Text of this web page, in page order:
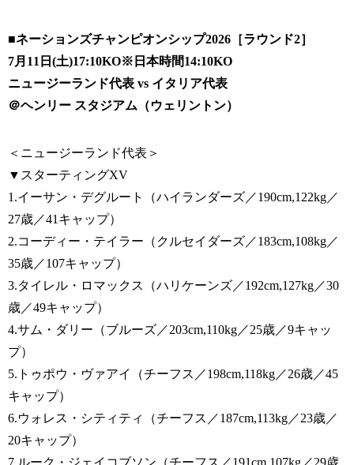
■ネーションズチャンピオンシップ2026［ラウンド2］
7月11日(土)17:10KO※日本時間14:10KO
ニュージーランド代表 vs イタリア代表
＠ヘンリー スタジアム（ウェリントン）
＜ニュージーランド代表＞
▼スターティングXV
1.イーサン・デグルート（ハイランダーズ／190cm,122kg／
27歳／41キャップ）
2.コーディー・テイラー（クルセイダーズ／183cm,108kg／
35歳／107キャップ）
3.タイレル・ロマックス（ハリケーンズ／192cm,127kg／30
歳／49キャップ）
4.サム・ダリー（ブルーズ／203cm,110kg／25歳／9キャッ
プ）
5.トゥポウ・ヴァアイ（チーフス／198cm,118kg／26歳／45
キャップ）
6.ウォレス・シティティ（チーフス／187cm,113kg／23歳／
20キャップ）